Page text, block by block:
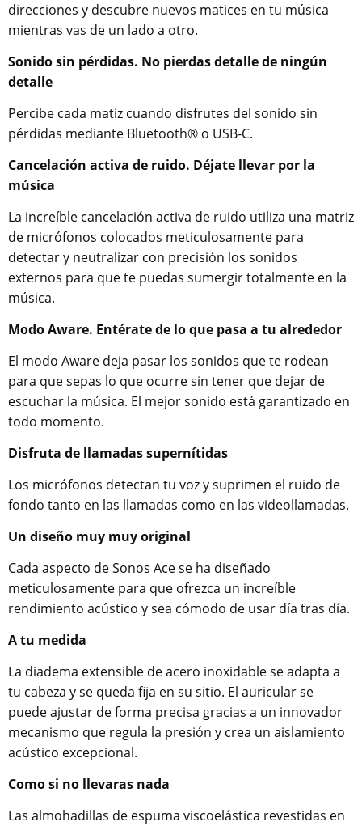
direcciones y descubre nuevos matices en tu música
mientras vas de un lado a otro.
Sonido sin pérdidas. No pierdas detalle de ningún
detalle
Percibe cada matiz cuando disfrutes del sonido sin
pérdidas mediante Bluetooth® o USB-C.
Cancelación activa de ruido. Déjate llevar por la
música
La increíble cancelación activa de ruido utiliza una matriz
de micrófonos colocados meticulosamente para
detectar y neutralizar con precisión los sonidos
externos para que te puedas sumergir totalmente en la
música.
Modo Aware. Entérate de lo que pasa a tu alrededor
El modo Aware deja pasar los sonidos que te rodean
para que sepas lo que ocurre sin tener que dejar de
escuchar la música. El mejor sonido está garantizado en
todo momento.
Disfruta de llamadas supernítidas
Los micrófonos detectan tu voz y suprimen el ruido de
fondo tanto en las llamadas como en las videollamadas.
Un diseño muy muy original
Cada aspecto de Sonos Ace se ha diseñado
meticulosamente para que ofrezca un increíble
rendimiento acústico y sea cómodo de usar día tras día.
A tu medida
La diadema extensible de acero inoxidable se adapta a
tu cabeza y se queda fija en su sitio. El auricular se
puede ajustar de forma precisa gracias a un innovador
mecanismo que regula la presión y crea un aislamiento
acústico excepcional.
Como si no llevaras nada
Las almohadillas de espuma viscoelástica revestidas en